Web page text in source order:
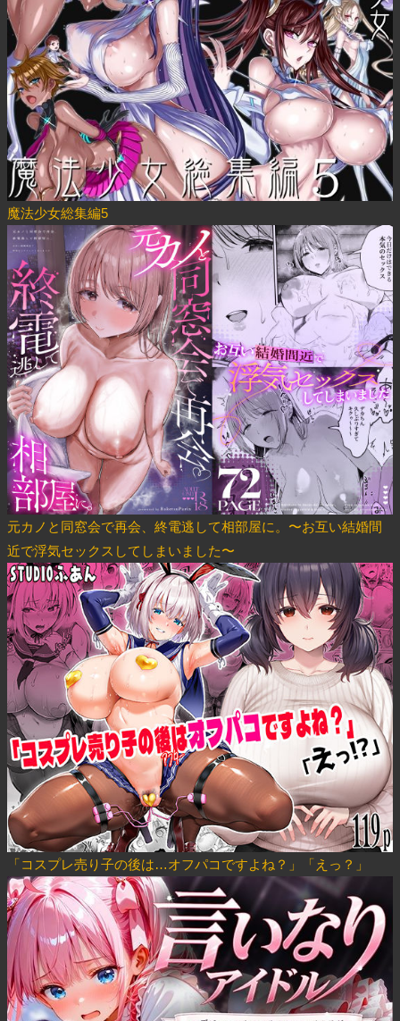
魔法少女総集編5
元カノと同窓会で再会、終電逃して相部屋に。〜お互い結婚間
近で浮気セックスしてしまいました〜
「コスプレ売り子の後は…オフパコですよね？」「えっ？」